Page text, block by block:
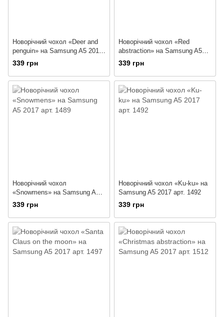
Новорічний чохол «Deer and
penguin» на Samsung A5 2017
арт. 1485
339 грн
Новорічний чохол «Red
abstraction» на Samsung A5
2017 арт. 1486
339 грн
Новорічний чохол
«Snowmens» на Samsung A5
2017 арт. 1489
339 грн
Новорічний чохол «Ku-ku» на
Samsung A5 2017 арт. 1492
339 грн